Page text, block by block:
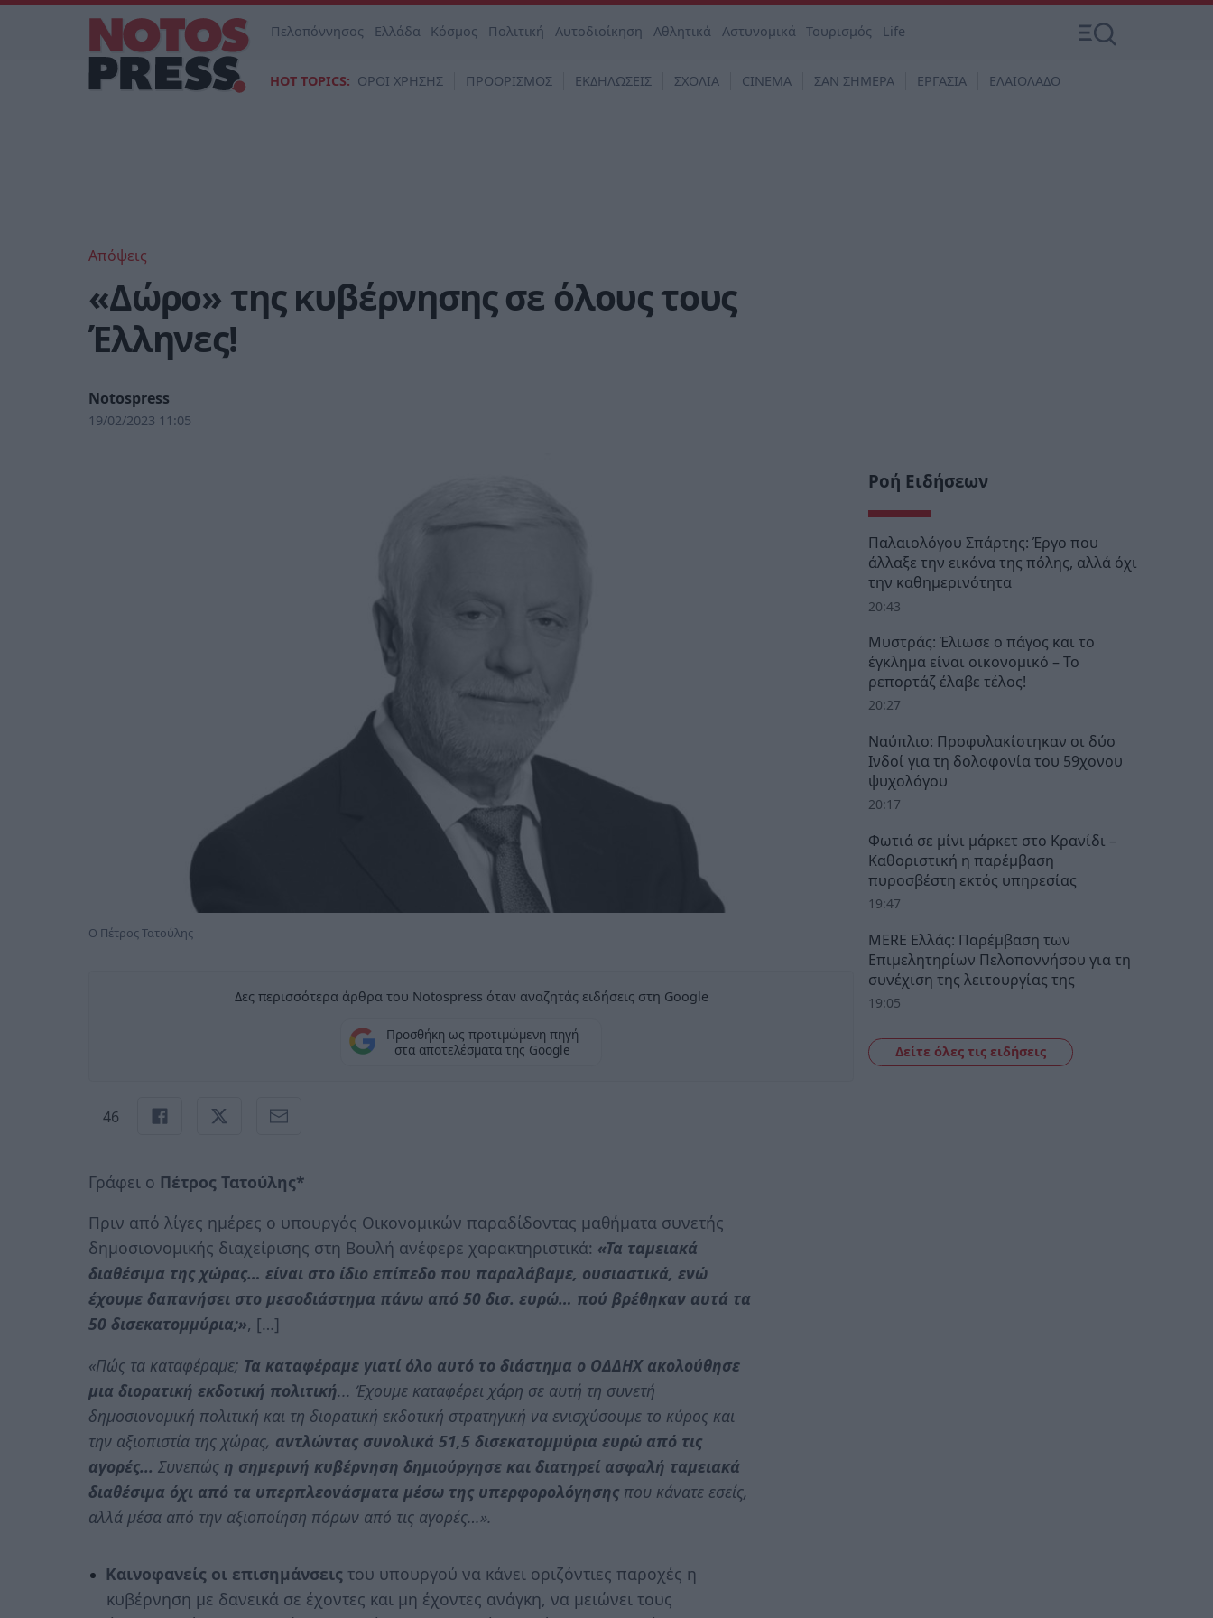
Πελοπόννησος Ελλάδα Κόσμος Πολιτική Αυτοδιοίκηση Αθλητικά Αστυνομικά Τουρισμός Life
HOT TOPICS: ΟΡΟΙ ΧΡΗΣΗΣ ΠΡΟΟΡΙΣΜΟΣ ΕΚΔΗΛΩΣΕΙΣ ΣΧΟΛΙΑ CINEMA ΣΑΝ ΣΗΜΕΡΑ ΕΡΓΑΣΙΑ ΕΛΑΙΟΛΑΔΟ
Απόψεις
«Δώρο» της κυβέρνησης σε όλους τους
Έλληνες!
Notospress
19/02/2023 11:05
O Πέτρος Τατούλης
Δες περισσότερα άρθρα του Notospress όταν αναζητάς ειδήσεις στη Google
Προσθήκη ως προτιμώμενη πηγή
στα αποτελέσματα της Google
46
Γράφει ο Πέτρος Τατούλης*
Πριν από λίγες ημέρες ο υπουργός Οικονομικών παραδίδοντας μαθήματα συνετής
δημοσιονομικής διαχείρισης στη Βουλή ανέφερε χαρακτηριστικά: «Τα ταμειακά
διαθέσιμα της χώρας… είναι στο ίδιο επίπεδο που παραλάβαμε, ουσιαστικά, ενώ
έχουμε δαπανήσει στο μεσοδιάστημα πάνω από 50 δισ. ευρώ… πού βρέθηκαν αυτά τα
50 δισεκατομμύρια;», […]
«Πώς τα καταφέραμε; Τα καταφέραμε γιατί όλο αυτό το διάστημα ο ΟΔΔΗΧ ακολούθησε
μια διορατική εκδοτική πολιτική... Έχουμε καταφέρει χάρη σε αυτή τη συνετή
δημοσιονομική πολιτική και τη διορατική εκδοτική στρατηγική να ενισχύσουμε το κύρος και
την αξιοπιστία της χώρας, αντλώντας συνολικά 51,5 δισεκατομμύρια ευρώ από τις
αγορές... Συνεπώς η σημερινή κυβέρνηση δημιούργησε και διατηρεί ασφαλή ταμειακά
διαθέσιμα όχι από τα υπερπλεονάσματα μέσω της υπερφορολόγησης που κάνατε εσείς,
αλλά μέσα από την αξιοποίηση πόρων από τις αγορές…».
Καινοφανείς οι επισημάνσειςτου υπουργού να κάνει οριζόντιες παροχές η
κυβέρνηση με δανεικά σε έχοντες και μη έχοντες ανάγκη, να μειώνει τους
Ροή Ειδήσεων
Παλαιολόγου Σπάρτης: Έργο που
άλλαξε την εικόνα της πόλης, αλλά όχι
την καθημερινότητα
20:43
Μυστράς: Έλιωσε ο πάγος και το
έγκλημα είναι οικονομικό – Το
ρεπορτάζ έλαβε τέλος!
20:27
Ναύπλιο: Προφυλακίστηκαν οι δύο
Ινδοί για τη δολοφονία του 59χονου
ψυχολόγου
20:17
Φωτιά σε μίνι μάρκετ στο Κρανίδι –
Καθοριστική η παρέμβαση
πυροσβέστη εκτός υπηρεσίας
19:47
MERE Ελλάς: Παρέμβαση των
Επιμελητηρίων Πελοποννήσου για τη
συνέχιση της λειτουργίας της
19:05
Δείτε όλες τις ειδήσεις